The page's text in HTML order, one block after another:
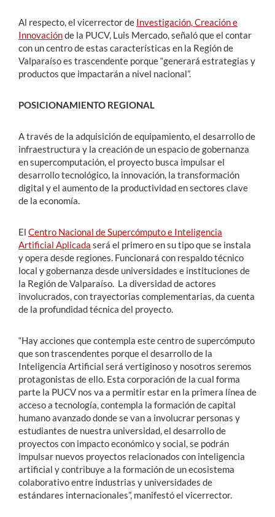
Al respecto, el vicerrector de Investigación, Creación e
Innovaciónde la PUCV, Luis Mercado, señaló que el contar
con un centro de estas características en la Región de
Valparaíso es trascendente porque “generará estrategias y
productos que impactarán a nivel nacional”.
POSICIONAMIENTO REGIONAL
A través de la adquisición de equipamiento, el desarrollo de
infraestructura y la creación de un espacio de gobernanza
en supercomputación, el proyecto busca impulsar el
desarrollo tecnológico, la innovación, la transformación
digital y el aumento de la productividad en sectores clave
de la economía.
El Centro Nacional de Supercómputo e Inteligencia
Artificial Aplicada será el primero en su tipo que se instala
y opera desde regiones. Funcionará con respaldo técnico
local y gobernanza desde universidades e instituciones de
la Región de Valparaíso. La diversidad de actores
involucrados, con trayectorias complementarias, da cuenta
de la profundidad técnica del proyecto.
“Hay acciones que contempla este centro de supercómputo
que son trascendentes porque el desarrollo de la
Inteligencia Artificial será vertiginoso y nosotros seremos
protagonistas de ello. Esta corporación de la cual forma
parte la PUCV nos va a permitir estar en la primera línea de
acceso a tecnología, contempla la formación de capital
humano avanzado donde se van a involucrar personas y
estudiantes de nuestra universidad, el desarrollo de
proyectos con impacto económico y social, se podrán
impulsar nuevos proyectos relacionados con inteligencia
artificial y contribuye a la formación de un ecosistema
colaborativo entre industrias y universidades de
estándares internacionales”, manifestó el vicerrector.